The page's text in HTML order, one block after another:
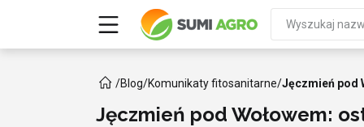
/Blog/Komunikaty fitosanitarne/Jęczmień pod
Jęczmień pod Wołowem: